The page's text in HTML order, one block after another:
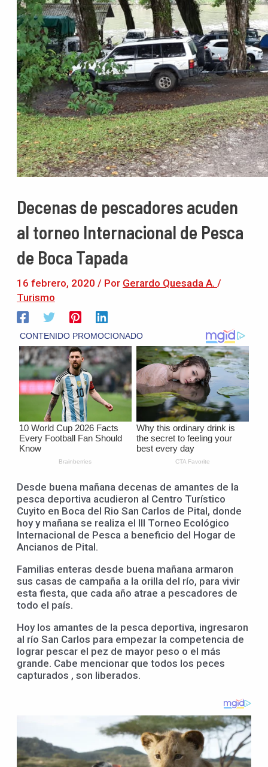
Decenas de pescadores acuden
al torneo Internacional de Pesca
de Boca Tapada
16 febrero, 2020 / Por Gerardo Quesada A. /
Turismo
Desde buena mañana decenas de amantes de la
pesca deportiva acudieron al Centro Turístico
Cuyito en Boca del Rio San Carlos de Pital, donde
hoy y mañana se realiza el III Torneo Ecológico
Internacional de Pesca a beneficio del Hogar de
Ancianos de Pital.
Familias enteras desde buena mañana armaron
sus casas de campaña a la orilla del río, para vivir
esta fiesta, que cada año atrae a pescadores de
todo el país.
Hoy los amantes de la pesca deportiva, ingresaron
al río San Carlos para empezar la competencia de
lograr pescar el pez de mayor peso o el más
grande. Cabe mencionar que todos los peces
capturados , son liberados.